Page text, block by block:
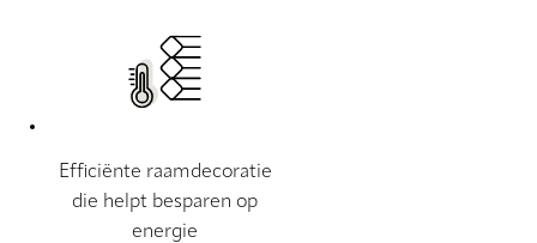
Efficiënte raamdecoratie
die helpt besparen op
energie